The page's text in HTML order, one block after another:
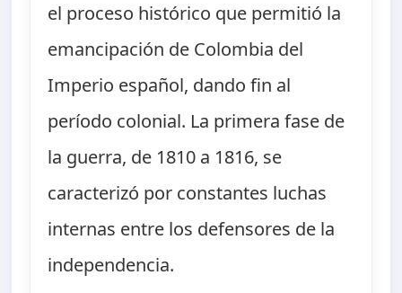
el proceso histórico que permitió la
emancipación de Colombia del
Imperio español, dando fin al
período colonial. La primera fase de
la guerra, de 1810 a 1816, se
caracterizó por constantes luchas
internas entre los defensores de la
independencia.